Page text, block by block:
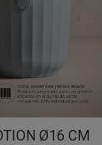
Ø16 CM